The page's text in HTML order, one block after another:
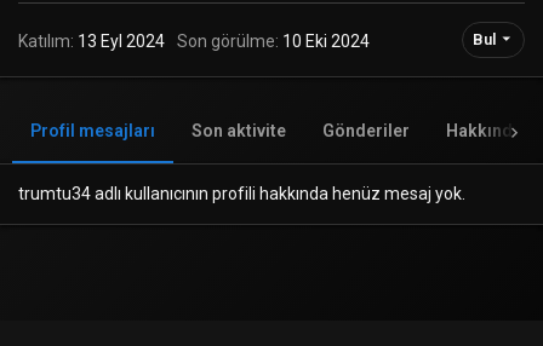
Katılım 13 Eyl 2024 Son görülme 10 Eki 2024 Bul
Profil mesajları Son aktivite Gönderiler Hakkında
trumtu34 adlı kullanıcının profili hakkında henüz mesaj yok.